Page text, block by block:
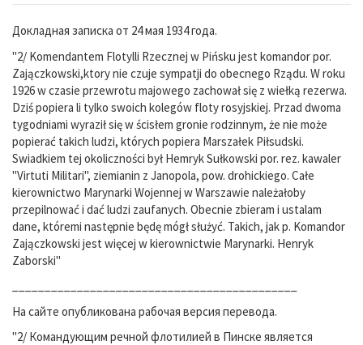
Докладная записка от 24 мая 1934 года.
"2/ Komendantem Flotylli Rzecznej w Pińsku jest komandor por.
Zajączkowski,ktory nie czuje sympatji do obecnego Rządu. W roku
1926 w czasie przewrotu majowego zachował się z wiełką rezerwa.
Dziś popiera li tylko swoich kolegów floty rosyjskiej. Przad dwoma
tygodniami wyraził się w ścisłem gronie rodzinnym, że nie może
popierać takich ludzi, których popiera Marszałek Piłsudski.
Swiadkiem tej okoliczności był Hemryk Sułkowski por. rez. kawaler
"Virtuti Militari", ziemianin z Janopola, pow. drohickiego. Całe
kierownictwo Marynarki Wojennej w Warszawie należałoby
przepilnować i dać ludzi zaufanych. Obecnie zbieram i ustalam
dane, któremi następnie będę mógł służyć. Takich, jak p. Komandor
Zajączkowski jest więcej w kierownictwie Marynarki. Henryk
Zaborski"
На сайте опубликована рабочая версия перевода.
"2/ Командующим речной флотилией в Пинске является